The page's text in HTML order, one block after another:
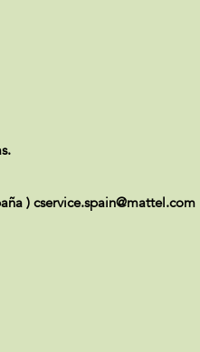
) cservice.spain@mattel.com